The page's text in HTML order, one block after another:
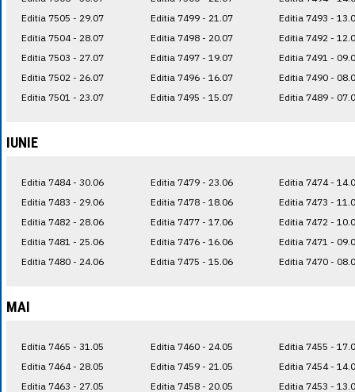
Editia 7505 - 29.07
Editia 7504 - 28.07
Editia 7503 - 27.07
Editia 7502 - 26.07
Editia 7501 - 23.07
Editia 7499 - 21.07
Editia 7498 - 20.07
Editia 7497 - 19.07
Editia 7496 - 16.07
Editia 7495 - 15.07
Editia 7493 -
Editia 7492 -
Editia 7491 -
Editia 7490 -
Editia 7489 -
IUNIE
Editia 7484 - 30.06
Editia 7483 - 29.06
Editia 7482 - 28.06
Editia 7481 - 25.06
Editia 7480 - 24.06
Editia 7479 - 23.06
Editia 7478 - 18.06
Editia 7477 - 17.06
Editia 7476 - 16.06
Editia 7475 - 15.06
Editia 7474 -
Editia 7473 -
Editia 7472 -
Editia 7471 -
Editia 7470 -
MAI
Editia 7465 - 31.05
Editia 7464 - 28.05
Editia 7463 - 27.05
Editia 7460 - 24.05
Editia 7459 - 21.05
Editia 7458 - 20.05
Editia 7455 -
Editia 7454 -
Editia 7453 -